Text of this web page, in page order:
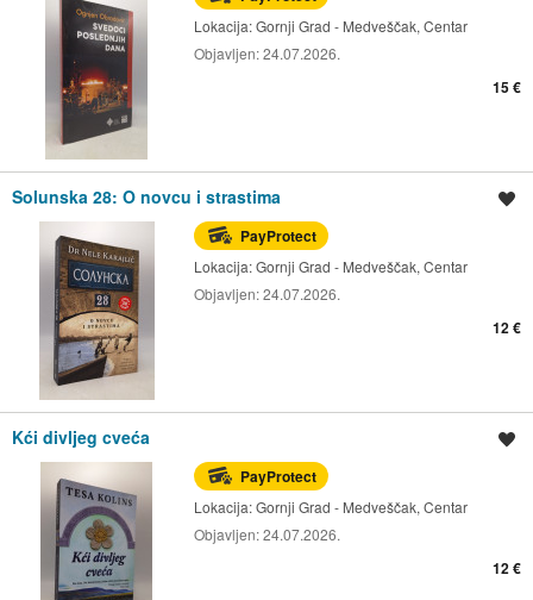
Lokacija:Gornji Grad - Medveščak, Centar
Objavljen:24.07.2026.
15 €
Solunska 28: O novcu i strastima
PayProtect
Lokacija:Gornji Grad - Medveščak, Centar
Objavljen:24.07.2026.
12 €
Kći divljeg cveća
PayProtect
Lokacija:Gornji Grad - Medveščak, Centar
Objavljen:24.07.2026.
12 €